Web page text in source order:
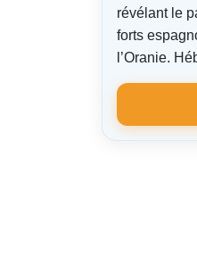
révélant le
forts
l’Oranie.